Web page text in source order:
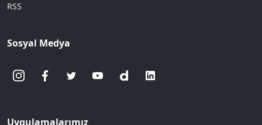
RSS
Sosyal Medya
Uygulamalarımız